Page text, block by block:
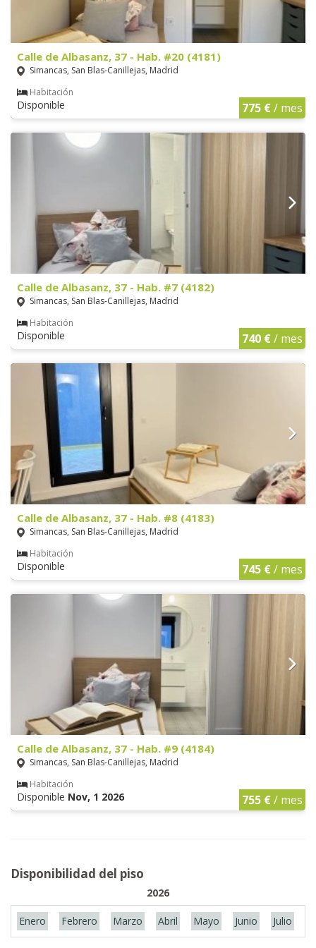
Calle de Albasanz, 37 - Hab. #20 (4181)
Simancas, San Blas-Canillejas, Madrid
Habitación
Disponible 775 €/ mes
Calle de Albasanz, 37 - Hab. #7 (4182)
Simancas, San Blas-Canillejas, Madrid
Habitación
Disponible 740 €/ mes
Calle de Albasanz, 37 - Hab. #8 (4183)
Simancas, San Blas-Canillejas, Madrid
Habitación
Disponible 745 €/ mes
Calle de Albasanz, 37 - Hab. #9 (4184)
Simancas, San Blas-Canillejas, Madrid
Habitación
Disponible Nov, 1 2026 755 €/ mes
Disponibilidad del piso
2026
Enero Febrero Marzo Abril Mayo Junio Julio